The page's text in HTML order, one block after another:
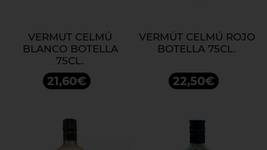
VERMUT CELMÚ
BLANCO BOTELLA
75CL.
21,60€
VERMÚT CELMÚ ROJO
BOTELLA 75CL.
22,50€